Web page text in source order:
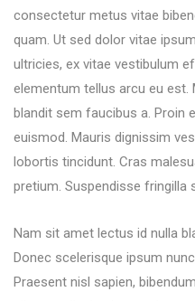
consectetur metus vitae
quam. Ut sed dolor vitae
ultricies, ex vitae vestibulum
elementum tellus arcu eu
blandit sem faucibus a. Proin
euismod. Mauris dignissim
lobortis tincidunt. Cras
pretium. Suspendisse fringilla
Nam sit amet lectus id nulla
Donec scelerisque ipsum
Praesent nisl sapien,